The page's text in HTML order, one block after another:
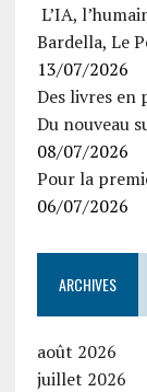
L’IA,
Bardella, Le
13/07/2026
Des livres en
Du nouveau
08/07/2026
Pour la
06/07/2026
ARCHIVES
août 2026
juillet 2026